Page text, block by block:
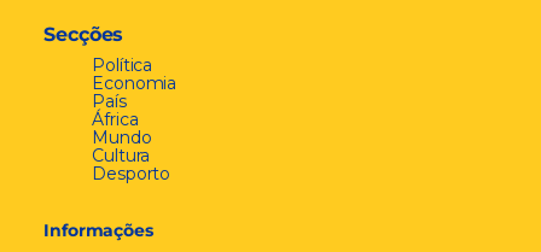
Secções
Política
Economia
País
África
Mundo
Cultura
Desporto
Informações